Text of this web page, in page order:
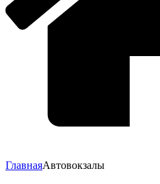
ГлавнаяАвтовокзалы